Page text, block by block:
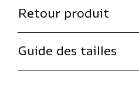
Retour produit
Guide des tailles